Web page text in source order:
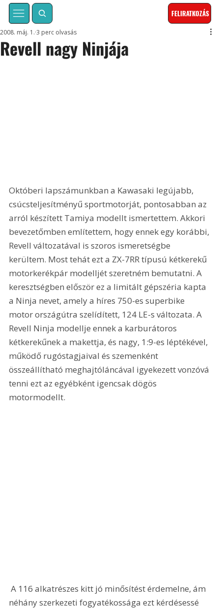
FELIRATKOZÁS
Revell nagy Ninjája
2008. máj. 1. 3 perc olvasás
Októberi lapszámunkban a Kawasaki legújabb,
csúcsteljesítményű sportmotorját, pontosabban az
arról készített Tamiya modellt ismertettem. Akkori
bevezetőmben említettem, hogy ennek egy korábbi,
Revell változatával is szoros ismeretségbe
kerültem. Most tehát ezt a ZX-7RR típusú kétkerekű
motorkerékpár modelljét szeretném bemutatni. A
keresztségben először ez a limitált gépszéria kapta
a Ninja nevet, amely a híres 750-es superbike
motor országútra szelídített, 124 LE-s változata. A
Revell Ninja modellje ennek a karburátoros
kétkerekűnek a makettja, és nagy, 1:9-es léptékével,
működő rugóstagjaival és szemenként
összeállítható meghajtóláncával igyekezett vonzóvá
tenni ezt az egyébként igencsak dögös
motormodellt.
A 116 alkatrészes kitt jó minősítést érdemelne, ám
néhány szerkezeti fogyatékossága ezt kérdésessé